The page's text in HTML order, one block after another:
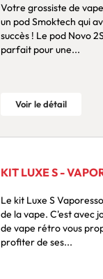
Votre grossiste de
un pod Smoktech qui
succès ! Le pod Novo 2S Smok est l'allié
parfait pour une...
Voir le détail
KIT LUXE S -
Le kit Luxe S
de la vape. C'est avec
de vape rétro vous
profiter de ses...